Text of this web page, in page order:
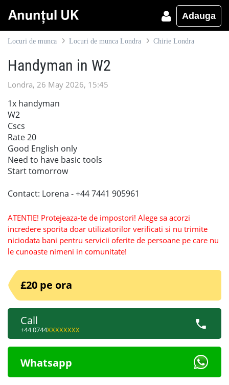
Adauga
Locuri de munca Locuri de munca Londra Chirie Londra
Handyman in W2
Londra, 26 May 2026, 15:45
1x handyman
W2
Cscs
Rate 20
Good English only
Need to have basic tools
Start tomorrow
Contact: Lorena - +44 7441 905961
ATENTIE! Protejeaza-te de impostori! Alege sa acorzi
incredere sporita doar utilizatorilor verificati si nu trimite
niciodata bani pentru servicii oferite de persoane pe care nu
le cunoaste nimeni in comunitate!
£20 pe ora
Call
+44 0744XXXXXXXX
Whatsapp